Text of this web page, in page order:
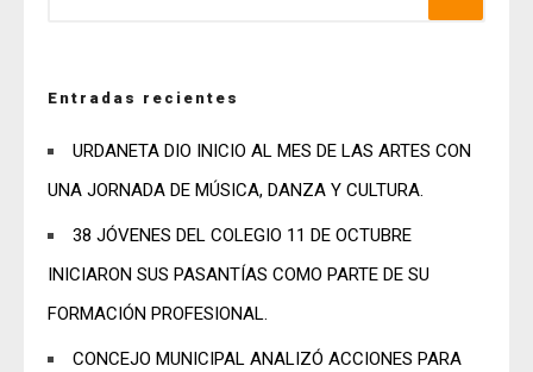
Entradas recientes
URDANETA DIO INICIO AL MES DE LAS ARTES CON
UNA JORNADA DE MÚSICA, DANZA Y CULTURA.
38 JÓVENES DEL COLEGIO 11 DE OCTUBRE
INICIARON SUS PASANTÍAS COMO PARTE DE SU
FORMACIÓN PROFESIONAL.
CONCEJO MUNICIPAL ANALIZÓ ACCIONES PARA